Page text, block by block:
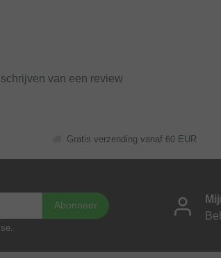
van een review
Gratis verzending vanaf 60 EUR
Abonneer